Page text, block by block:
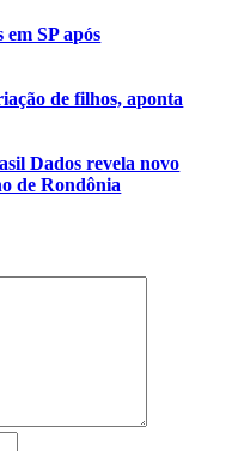
SP após
de filhos, aponta
Dados revela novo
de Rondônia